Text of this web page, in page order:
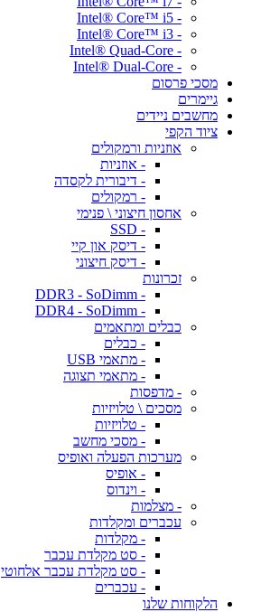
- Intel® Core™ i5
- Intel® Core™ i3
- Intel® Quad-Core
- Intel® Dual-Core
מסכי פרסום
גיימרים
מחשבים ניידים
ציוד הקפי
אוזניות ורמקולים
- אוזניות
- דיבורית לקסדה
- רמקולים
אחסון חיצוני \ פנימי
- SSD
- דיסק און קיי
- דיסק חיצוני
זכרונות
- DDR3 - SoDimm
- DDR4 - SoDimm
כבלים ומתאמים
- כבלים
- מתאמי USB
- מתאמי תצוגה
- מדפסות
מסכים \ טלויזיות
- טלויזיות
- מסכי מחשב
מערכות הפעלה ואופיס
- אופיס
- וינדוס
- מצלמות
עכברים ומקלדות
- מקלדות
- סט מקלדת עכבר
- סט מקלדת עכבר אלחוטי
- עכברים
הלקוחות שלנו